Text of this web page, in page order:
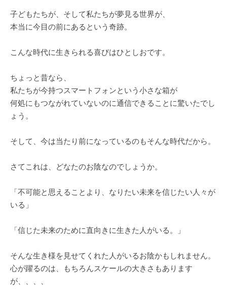
子どもたちが、そして私たちが夢見る世界が、
本当に今目の前にあるという奇跡。
こんな時代に生きられる喜びはひとしおです。
ちょっと昔なら、
私たちが今持つスマートフォンという小さな箱が
何処にもつながれていないのに通信できることに驚いたでし
ょう。
そして、今は当たり前になっているのもそんな時代だから。
さてこれは、どなたのお陰なのでしょうか。
「不可能と思えることより、なりたい未来を信じたい人々が
いる」
「信じた未来のために直向きに生きた人がいる。」
そんな生き様を見せてくれた人がいるお陰かもしれません。
心が躍るのは、もちろんスケールの大きさもあります
が、、、、